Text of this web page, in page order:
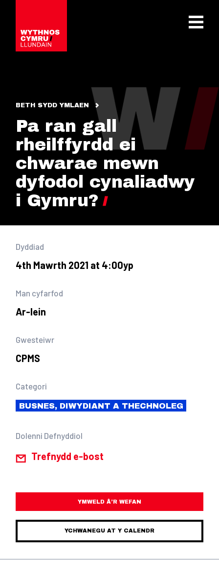
OPEN
BETH SYDD YMLAEN
Pa ran gall
rheilffyrdd ei
chwarae mewn
dyfodol cynaliadwy
i Gymru?
Dyddiad
4th Mawrth 2021 at 4:00yp
Man cyfarfod
Ar-lein
Gwesteiwr
CPMS
Categori
BUSNES, DIWYDIANT A THECHNOLEG
Dolenni Defnyddiol
Trefnydd e-bost
YMWELD Â’R WEFAN
YCHWANEGU AT Y CALENDR